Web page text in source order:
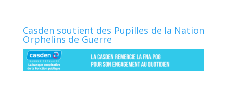
Casden soutient des Pupilles de la Nation
Orphelins de Guerre